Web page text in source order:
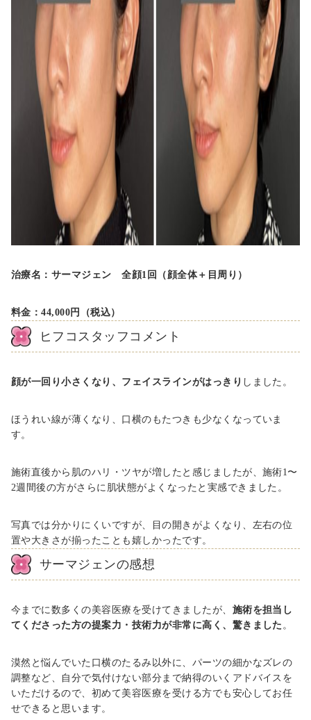
治療名：サーマジェン 全顔1回（顔全体＋目周り）
料金：44,000円（税込）
ヒフコスタッフコメント
顔が一回り小さくなり、フェイスラインがはっきり しました。
ほうれい線が薄くなり、口横のもたつきも少なくなっていま
す。
施術直後から肌のハリ・ツヤが増したと感じましたが、施術1〜
2週間後の方がさらに肌状態がよくなったと実感できました。
写真では分かりにくいですが、目の開きがよくなり、左右の位
置や大きさが揃ったことも嬉しかったです。
サーマジェンの感想
今までに数多くの美容医療を受けてきましたが、 施術を担当し
てくださった方の提案力・技術力が非常に高く、驚きました 。
漠然と悩んでいた口横のたるみ以外に、パーツの細かなズレの
調整など、自分で気付けない部分まで納得のいくアドバイスを
いただけるので、初めて美容医療を受ける方でも安心してお任
せできると思います。